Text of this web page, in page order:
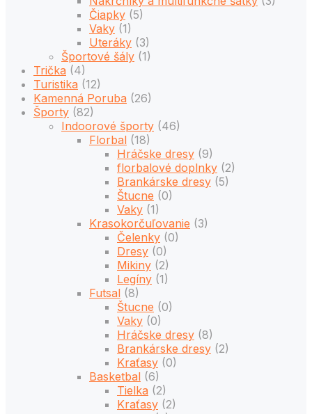
Čiapky (5)
Vaky (1)
Uteráky (3)
Športové šály (1)
Trička (4)
Turistika (12)
Kamenná Poruba (26)
Športy (82)
Indoorové športy (46)
Florbal (18)
Hráčske dresy (9)
florbalové doplnky (2)
Brankárske dresy (5)
Štucne (0)
Vaky (1)
Krasokorčuľovanie (3)
Čelenky (0)
Dresy (0)
Mikiny (2)
Legíny (1)
Futsal (8)
Štucne (0)
Vaky (0)
Hráčske dresy (8)
Brankárske dresy (2)
Kraťasy (0)
Basketbal (6)
Tielka (2)
Kraťasy (2)